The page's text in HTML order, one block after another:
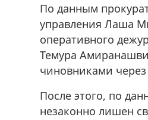
По данным
управления Лаша
оперативного
Темура
чиновниками
После этого, по
незаконно лишен